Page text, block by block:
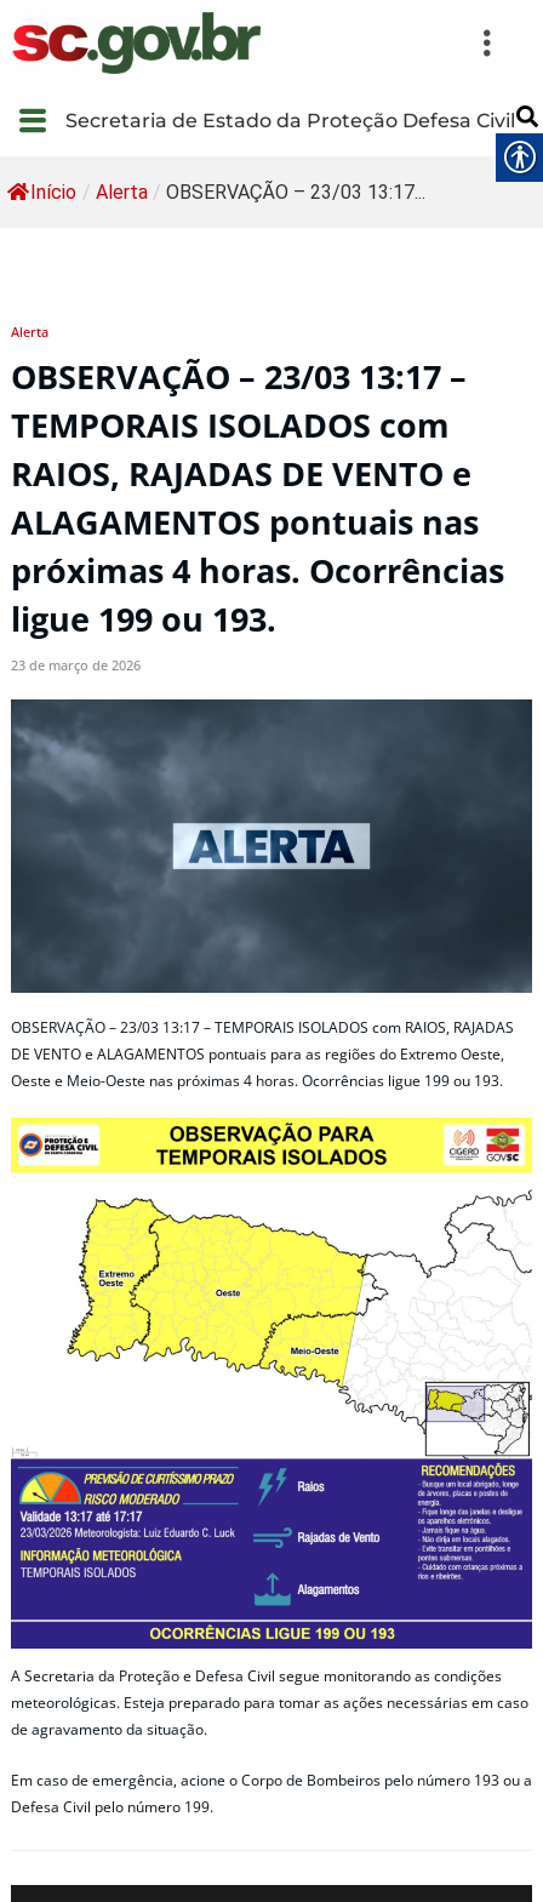
Secretaria de Estado da Proteção Defesa Civil
Início / Alerta / OBSERVAÇÃO – 23/03 13:17...
Alerta
OBSERVAÇÃO – 23/03 13:17 –
TEMPORAIS ISOLADOS com
RAIOS, RAJADAS DE VENTO e
ALAGAMENTOS pontuais nas
próximas 4 horas. Ocorrências
ligue 199 ou 193.
23 de março de 2026
OBSERVAÇÃO – 23/03 13:17 – TEMPORAIS ISOLADOS com RAIOS, RAJADAS
DE VENTO e ALAGAMENTOS pontuais para as regiões do Extremo Oeste,
Oeste e Meio-Oeste nas próximas 4 horas. Ocorrências ligue 199 ou 193.
A Secretaria da Proteção e Defesa Civil segue monitorando as condições
meteorológicas. Esteja preparado para tomar as ações necessárias em caso
de agravamento da situação.
Em caso de emergência, acione o Corpo de Bombeiros pelo número 193 ou a
Defesa Civil pelo número 199.